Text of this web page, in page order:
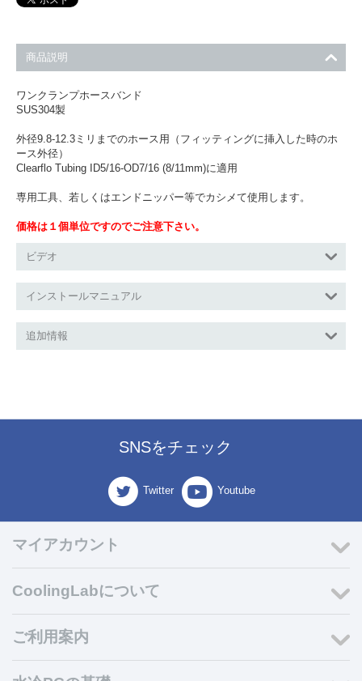
商品説明
ワンクランプホースバンド
SUS304製
外径9.8-12.3ミリまでのホース用（フィッティングに挿入した時のホ
ース外径）
Clearflo Tubing ID5/16-OD7/16 (8/11mm)に適用
専用工具、若しくはエンドニッパー等でカシメて使用します。
価格は１個単位ですのでご注意下さい。
ビデオ
インストールマニュアル
追加情報
SNSをチェック
Twitter Youtube
マイアカウント
CoolingLabについて
ご利用案内